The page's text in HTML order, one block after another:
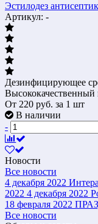
Эстилодез
Артикул: -
Дезинфицирующее
Высококачественный
От 220 руб. за 1 шт
В наличии
-
Новости
Все новости
4 декабря 2022
2022 4 декабря 2022
18 февраля 2022
Все новости